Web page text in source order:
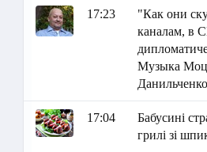
17:23
"Как они
каналам, в
Музыка
Данильченко
17:04
Бабусині
грилі зі